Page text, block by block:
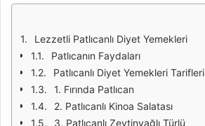
Lezzetli Patlıcanlı Diyet Yemekleri
Patlıcanın Faydaları
Patlıcanlı Diyet Yemekleri Tarifleri
1. Fırında Patlıcan
2. Patlıcanlı Kinoa Salatası
3. Patlıcanlı Zeytinyağlı Türlü